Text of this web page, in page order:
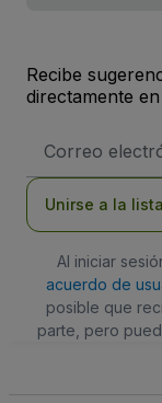
Recibe
directamente
de
Unirse a la lista
Al iniciar
acuerdo de
posible que
parte, pero